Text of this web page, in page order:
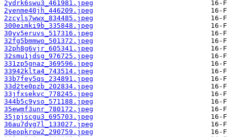
2ydrk6swu3_461981.jpeg
2yenme40jh_446209.jpeg
2zcyls7wwx_834485.jpeg
300eimki9b_335848.jpeg
30yv5eruvs_517316.jpeg
32fg5bmmwo_501372.jpeg
32ph8g6vjr_605341.jpeg
32smu1jdsg_976725.jpeg
331zp5gnaz_369596.jpeg
33942klta4_743514.jpeg
33b7fey5qs_234891.jpeg
33d2te0pzb_202834.jpeg
33jfxsekvc_778245.jpeg
344b5c9yso_571188.jpeg
35ewmf3unr_780172.jpeg
35jpjscgu3_695703.jpeg
36au7dyg7l_133027.jpeg
36eopkrow2_290759.jpeg